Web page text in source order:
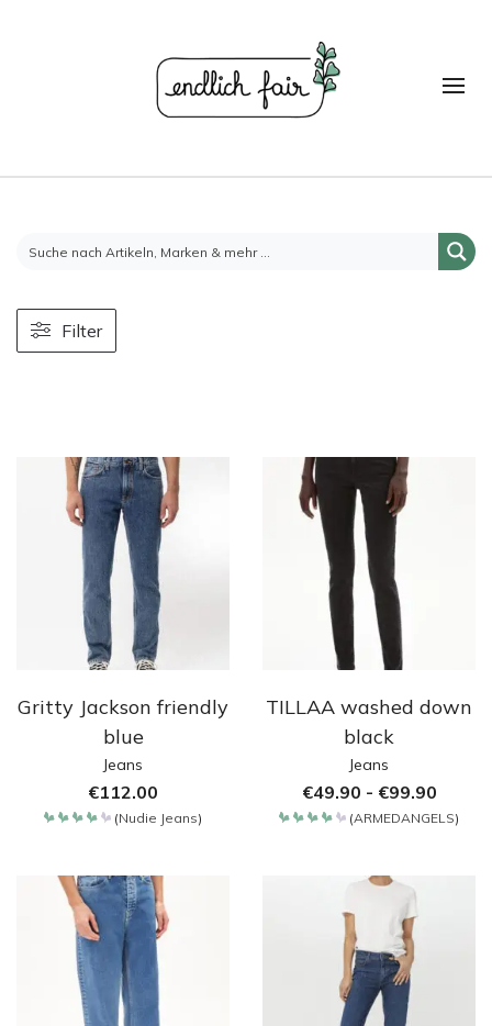
Gritty Jackson friendly
blue
Jeans
€112.00
(Nudie Jeans)
TILLAA washed down
black
Jeans
€49.90 - €99.90
(ARMEDANGELS)
Filter